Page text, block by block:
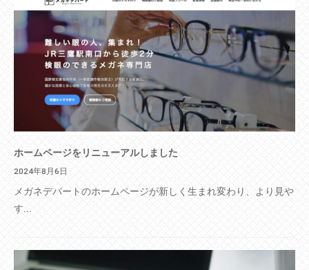
ホームページをリニューアルしました
2024年8月6日
メガネデパートのホームページが新しく生まれ変わり、より見や
す...